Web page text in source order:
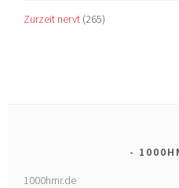
Zurzeit nervt (265)
1000hmr.de